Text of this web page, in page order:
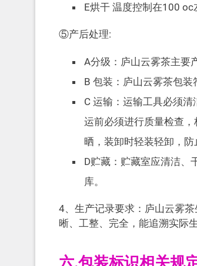
E烘干 温度控制在100 oc
⑤产后处理:
A分级：庐山云雾茶主要
B 包装：庐山云雾茶包装
C 运输：运输工具必须
运前必须进行质量检查
晒，装卸时轻装轻卸，防
D贮藏：贮藏室应清洁、
库。
4、生产记录要求：庐山云雾
晰、工整、完全，能追溯实际